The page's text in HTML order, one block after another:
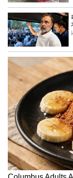
4
7
Image Credit :Getty
ಬೇಯಿಸಿದ
ನೀವು ಬೇಯಿಸಿದ
ರೆಫ್ರಿಜರೇಟರ್‌ನಲ್ಲಿ
ಹೆಚ್ಚು ಕಾಲ